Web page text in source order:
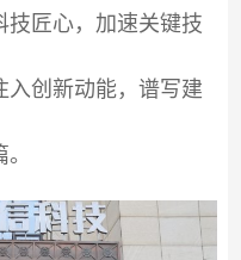
技匠心，加速关键技
入创新动能，谱写建